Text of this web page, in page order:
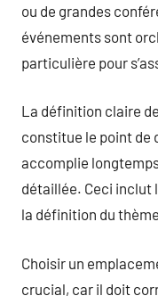
ou de grandes
événements sont
particulière pour
La définition claire
constitue le point de
accomplie
détaillée. Ceci inclut
la définition du
Choisir un
crucial, car il doit